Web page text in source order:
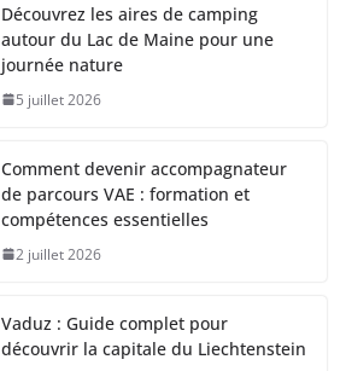
Découvrez les aires de camping
autour du Lac de Maine pour une
journée nature
5 juillet 2026
Comment devenir accompagnateur
de parcours VAE : formation et
compétences essentielles
2 juillet 2026
Vaduz : Guide complet pour
découvrir la capitale du Liechtenstein